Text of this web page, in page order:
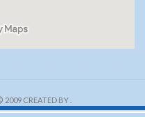
2009 CREATED BY